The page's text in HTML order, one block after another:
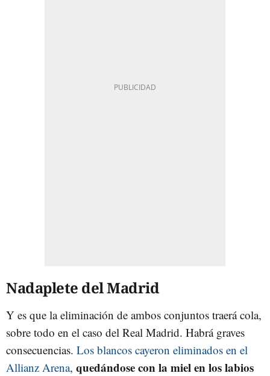
Nadaplete del Madrid
Y es que la eliminación de ambos conjuntos traerá cola,
sobre todo en el caso del Real Madrid. Habrá graves
consecuencias. Los blancos cayeron eliminados en el
Allianz Arena, quedándose con la miel en los labios